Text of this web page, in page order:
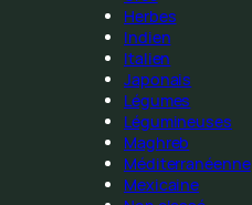
Herbes
Indien
Italien
Japonais
Légumes
Légumineuses
Maghreb
Méditerranéenne
Mexicaine